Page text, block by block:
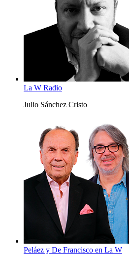
La W Radio
Julio Sánchez Cristo
Peláez y De Francisco en La W